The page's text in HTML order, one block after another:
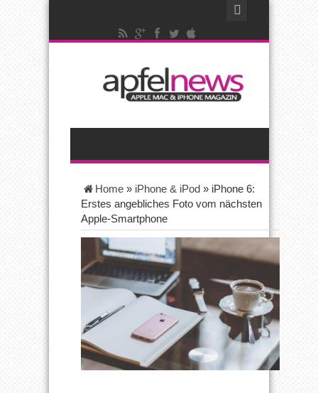
Home » iPhone & iPod » iPhone 6:
Erstes angebliches Foto vom nächsten
Apple-Smartphone